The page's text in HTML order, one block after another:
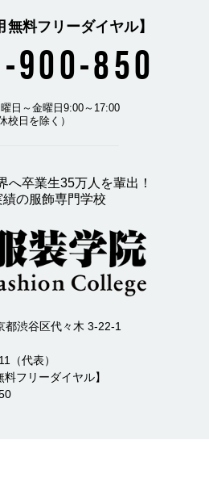
900-850
無料フリーダイヤル】
日～金曜日9:00～17:00
休校日を除く）
へ卒業生35万人を輩出！
の服飾専門学校
渋谷区代々木 3-22-1
（代表）
料フリーダイヤル】